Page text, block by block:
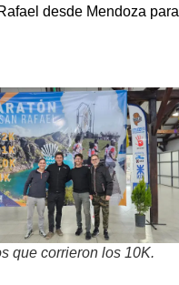
desde Mendoza
que corrieron los 10K.